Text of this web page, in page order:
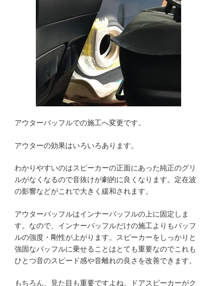
アウターバッフルでの施工へ変更です。
アウターの効果はいろいろあります。
わかりやすいのはスピーカーの正面にあった純正のグリ
ルがなくなるので音抜けが劇的に良くなります。定在波
の影響などがこれで大きく緩和されます。
アウターバッフルはインナーバッフルの上に固定しま
す。なので、インナーバッフルだけの施工よりもバッフ
ルの強度・剛性が上がります。スピーカーをしっかりと
強固なバッフルに乗せることはとても重要なのでこれも
ひとつ音のスピード感や音離れの良さを改善できます。
もちろん、見た目も重要ですよね。ドアスピーカーがク